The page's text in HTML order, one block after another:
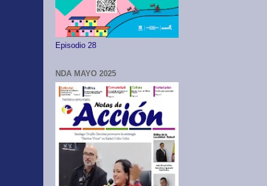
Episodio 28
NDA MAYO 2025